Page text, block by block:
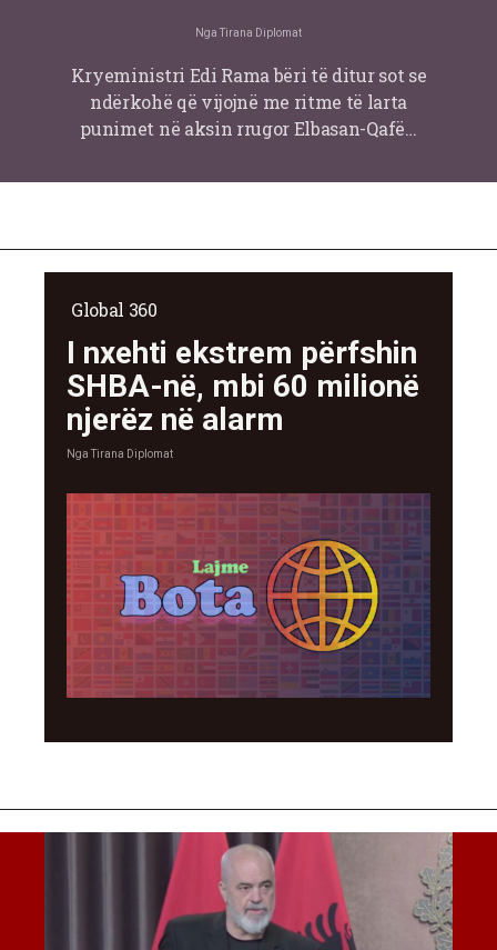
Nga Tirana Diplomat
Kryeministri Edi Rama bëri të ditur sot se
ndërkohë që vijojnë me ritme të larta
punimet në aksin rrugor Elbasan-Qafë…
Global 360
I nxehti ekstrem përfshin
SHBA-në, mbi 60 milionë
njerëz në alarm
NgaTirana Diplomat